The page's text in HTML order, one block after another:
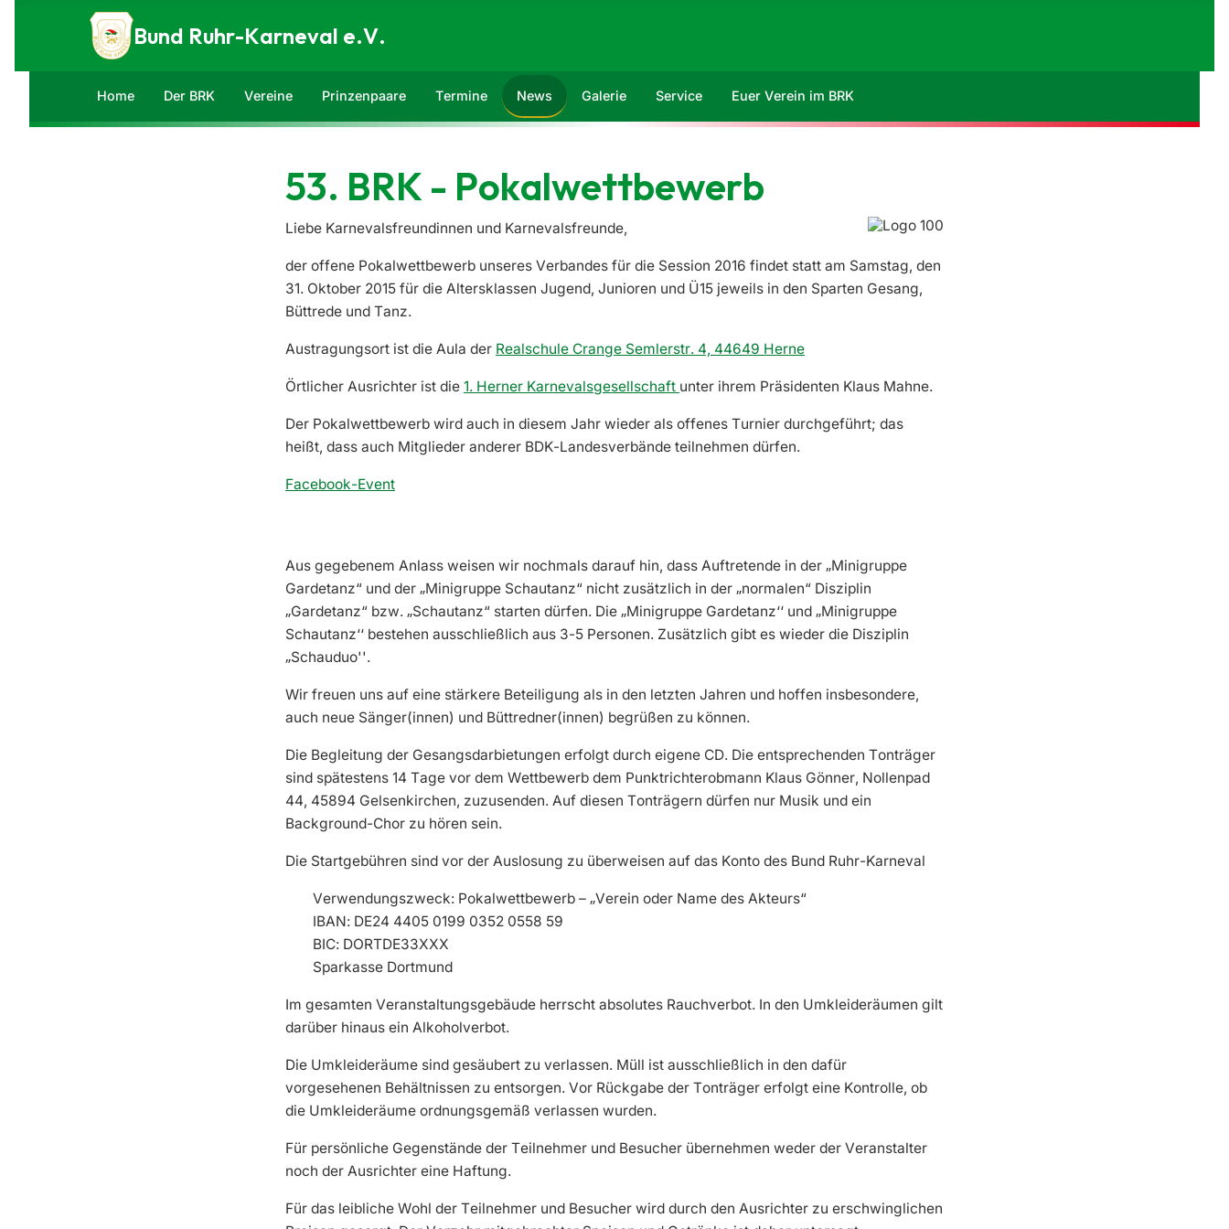
Zum Inhalt springen
Bund Ruhr-Karneval e.V.
Home Der BRK Vereine Prinzenpaare Termine News Galerie Service Euer Verein im BRK
53. BRK - Pokalwettbewerb
Liebe Karnevalsfreundinnen und Karnevalsfreunde,
der offene Pokalwettbewerb unseres Verbandes für die Session 2016 findet statt am Samstag, den
31. Oktober 2015 für die Altersklassen Jugend, Junioren und Ü15 jeweils in den Sparten Gesang,
Büttrede und Tanz.
Austragungsort ist die Aula der Realschule Crange Semlerstr. 4, 44649 Herne
Örtlicher Ausrichter ist die 1. Herner Karnevalsgesellschaft unter ihrem Präsidenten Klaus Mahne.
Der Pokalwettbewerb wird auch in diesem Jahr wieder als offenes Turnier durchgeführt; das
heißt, dass auch Mitglieder anderer BDK-Landesverbände teilnehmen dürfen.
Facebook-Event
Aus gegebenem Anlass weisen wir nochmals darauf hin, dass Auftretende in der „Minigruppe
Gardetanz“ und der „Minigruppe Schautanz“ nicht zusätzlich in der „normalen“ Disziplin
„Gardetanz“ bzw. „Schautanz“ starten dürfen. Die „Minigruppe Gardetanz‘‘ und „Minigruppe
Schautanz‘‘ bestehen ausschließlich aus 3-5 Personen. Zusätzlich gibt es wieder die Disziplin
„Schauduo''.
Wir freuen uns auf eine stärkere Beteiligung als in den letzten Jahren und hoffen insbesondere,
auch neue Sänger(innen) und Büttredner(innen) begrüßen zu können.
Die Begleitung der Gesangsdarbietungen erfolgt durch eigene CD. Die entsprechenden Tonträger
sind spätestens 14 Tage vor dem Wettbewerb dem Punktrichterobmann Klaus Gönner, Nollenpad
44, 45894 Gelsenkirchen, zuzusenden. Auf diesen Tonträgern dürfen nur Musik und ein
Background-Chor zu hören sein.
Die Startgebühren sind vor der Auslosung zu überweisen auf das Konto des Bund Ruhr-Karneval
Verwendungszweck: Pokalwettbewerb – „Verein oder Name des Akteurs“
IBAN: DE24 4405 0199 0352 0558 59
BIC: DORTDE33XXX
Sparkasse Dortmund
Im gesamten Veranstaltungsgebäude herrscht absolutes Rauchverbot. In den Umkleideräumen gilt
darüber hinaus ein Alkoholverbot.
Die Umkleideräume sind gesäubert zu verlassen. Müll ist ausschließlich in den dafür
vorgesehenen Behältnissen zu entsorgen. Vor Rückgabe der Tonträger erfolgt eine Kontrolle, ob
die Umkleideräume ordnungsgemäß verlassen wurden.
Für persönliche Gegenstände der Teilnehmer und Besucher übernehmen weder der Veranstalter
noch der Ausrichter eine Haftung.
Für das leibliche Wohl der Teilnehmer und Besucher wird durch den Ausrichter zu erschwinglichen